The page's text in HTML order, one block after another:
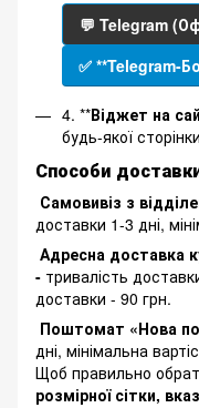
💬 Telegram
✅ **Telegram-
4. **Віджет на
будь-якої
Способи
Самовивіз з
доставки 1-3 дні,
Адресна доставка
- тривалість
доставки - 90 грн.
Поштомат «Нова
дні, мінімальна
Щоб правильно
розмірної сітки,